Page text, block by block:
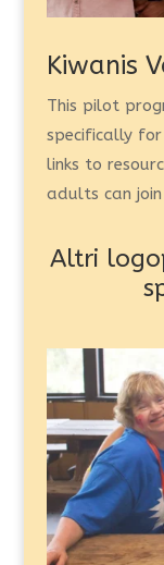
Kiwanis
This pilot
specifically
links to
adults can
Altri